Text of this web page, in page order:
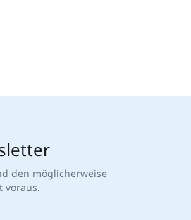
den möglicherweise
voraus.